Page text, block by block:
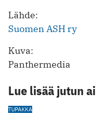
Lähde:
Suomen ASH ry
Kuva:
Panthermedia
Lue lisää jutun
TUPAKKA